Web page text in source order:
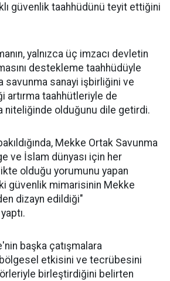
güvenlik taahhüdünü teyit ettiğini
yalnızca üç imzacı devletin
destekleme taahhüdüyle
savunma sanayi işbirliğini ve
artırma taahhütleriyle de
niteliğinde olduğunu dile getirdi.
Mekke Ortak Savunma
ve İslam dünyası için her
olduğu yorumunu yapan
güvenlik mimarisinin Mekke
dizayn edildiği"
başka çatışmalara
etkisini ve tecrübesini
birleştirdiğini belirten